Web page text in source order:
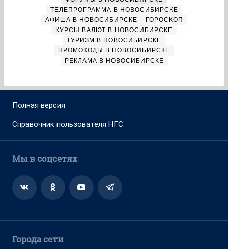
ТЕЛЕПРОГРАММА В НОВОСИБИРСКЕ
АФИША В НОВОСИБИРСКЕ
ГОРОСКОП
КУРСЫ ВАЛЮТ В НОВОСИБИРСКЕ
ТУРИЗМ В НОВОСИБИРСКЕ
ПРОМОКОДЫ В НОВОСИБИРСКЕ
РЕКЛАМА В НОВОСИБИРСКЕ
Полная версия
Справочник пользователя НГС
Мы в соцсетях
Города сети